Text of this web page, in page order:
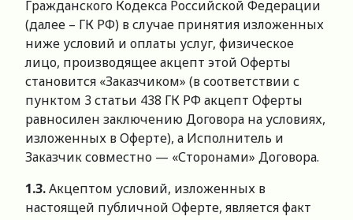
Гражданского Кодекса Российской Федерации
(далее – ГК РФ) в случае принятия изложенных
ниже условий и оплаты услуг, физическое
лицо, производящее акцепт этой Оферты
становится «Заказчиком» (в соответствии с
пунктом 3 статьи 438 ГК РФ акцепт Оферты
равносилен заключению Договора на условиях,
изложенных в Оферте), а Исполнитель и
Заказчик совместно — «Сторонами» Договора.
1.3.Акцептом условий, изложенных в
настоящей публичной Оферте, является факт